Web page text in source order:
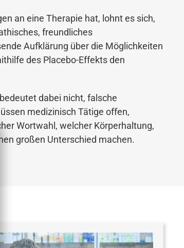
an eine Therapie hat, lohnt es sich,
freundliches
Aufklärung über die Möglichkeiten
des Placebo-Effekts den
dabei nicht, falsche
medizinisch Tätige offen,
Wortwahl, welcher Körperhaltung,
großen Unterschied machen.